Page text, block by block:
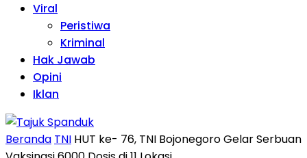
Viral
Peristiwa
Kriminal
Hak Jawab
Opini
Iklan
Beranda TNI HUT ke- 76, TNI Bojonegoro Gelar Serbuan